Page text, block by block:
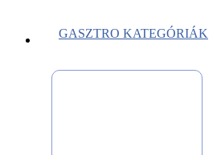
GASZTRO KATEGÓRIÁK